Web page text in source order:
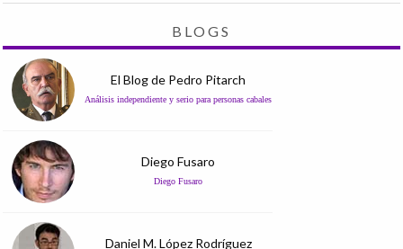
BLOGS
El Blog de Pedro Pitarch
Análisis independiente y serio para personas cabales
Diego Fusaro
Diego Fusaro
Daniel M. López Rodríguez